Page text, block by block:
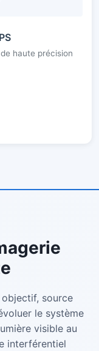
haute précision
source
le système
visible au
interférentiel